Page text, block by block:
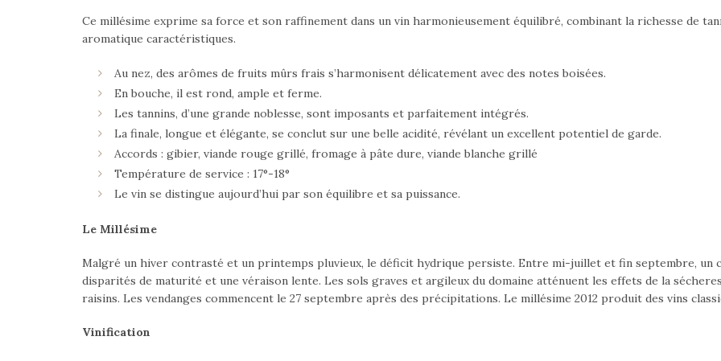
Ce millésime exprime sa force et son raffinement dans un vin harmonieusement équilibré, combinant la richesse de
aromatique caractéristiques.
Au nez, des arômes de fruits mûrs frais s’harmonisent délicatement avec des notes boisées.
En bouche, il est rond, ample et ferme.
Les tannins, d’une grande noblesse, sont imposants et parfaitement intégrés.
La finale, longue et élégante, se conclut sur une belle acidité, révélant un excellent potentiel de garde.
Accords : gibier, viande rouge grillé, fromage à pâte dure, viande blanche grillé
Température de service : 17°-18°
Le vin se distingue aujourd’hui par son équilibre et sa puissance.
Le Millésime
Malgré un hiver contrasté et un printemps pluvieux, le déficit hydrique persiste. Entre mi-juillet et fin septembre, un
disparités de maturité et une véraison lente. Les sols graves et argileux du domaine atténuent les effets de la
raisins. Les vendanges commencent le 27 septembre après des précipitations. Le millésime 2012 produit des vins
Vinification